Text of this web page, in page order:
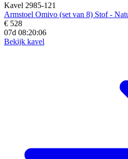
Kavel 2985-121
Armstoel Omivo (set van 8) Stof -
€ 528
07d 08:20:04
Bekijk kavel